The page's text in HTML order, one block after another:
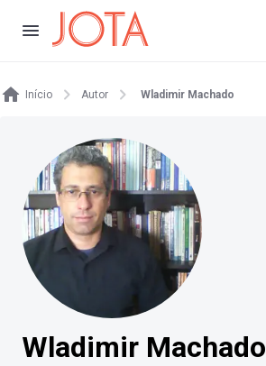
Início Autor Wladimir Machado
Wladimir Machado